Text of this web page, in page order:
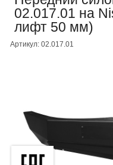
02.017.01 на
лифт 50 мм)
Артикул: 02.017.01